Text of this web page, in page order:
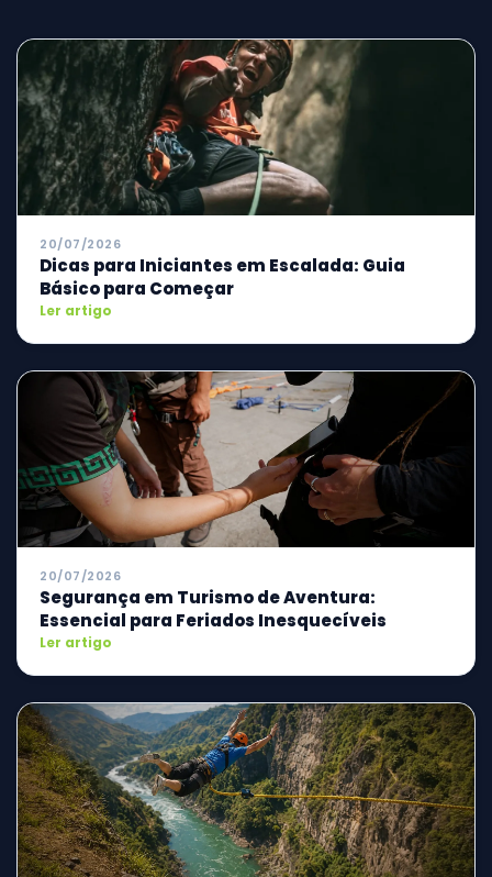
20/07/2026
Dicas para Iniciantes em Escalada: Guia
Básico para Começar
Ler artigo
20/07/2026
Segurança em Turismo de Aventura:
Essencial para Feriados Inesquecíveis
Ler artigo